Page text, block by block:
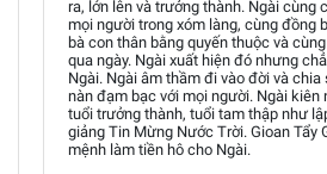
ra, lớn lên và trưởng thành. Ngài cùng
mọi người trong xóm làng, cùng đồng
bà con thân bằng quyến thuộc và
qua ngày. Ngài xuất hiện đó nhưng
Ngài. Ngài âm thầm đi vào đời và
nàn đạm bạc với mọi người. Ngài kiên
tuổi trưởng thành, tuổi tam thập như
giảng Tin Mừng Nước Trời. Gioan Tẩy
mệnh làm tiền hô cho Ngài.